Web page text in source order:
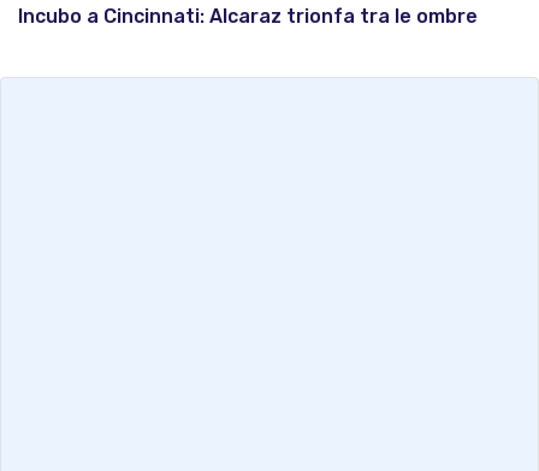
Incubo a Cincinnati: Alcaraz trionfa tra le ombre